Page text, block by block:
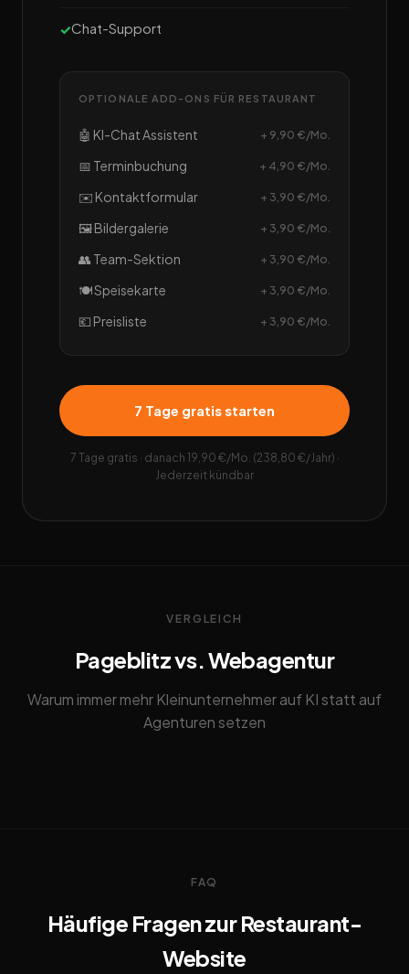
Chat-Support
OPTIONALE ADD-ONS FÜR RESTAURANT
🤖 KI-Chat Assistent + 9,90 €/Mo.
📅 Terminbuchung + 4,90 €/Mo.
✉️ Kontaktformular + 3,90 €/Mo.
🖼️ Bildergalerie + 3,90 €/Mo.
👥 Team-Sektion + 3,90 €/Mo.
🍽️ Speisekarte + 3,90 €/Mo.
💶 Preisliste + 3,90 €/Mo.
7 Tage gratis starten
7 Tage gratis · danach 19,90 €/Mo. (238,80 €/Jahr) ·
Jederzeit kündbar
VERGLEICH
Pageblitz vs. Webagentur
Warum immer mehr Kleinunternehmer auf KI statt auf
Agenturen setzen
FAQ
Häufige Fragen zur Restaurant-
Website